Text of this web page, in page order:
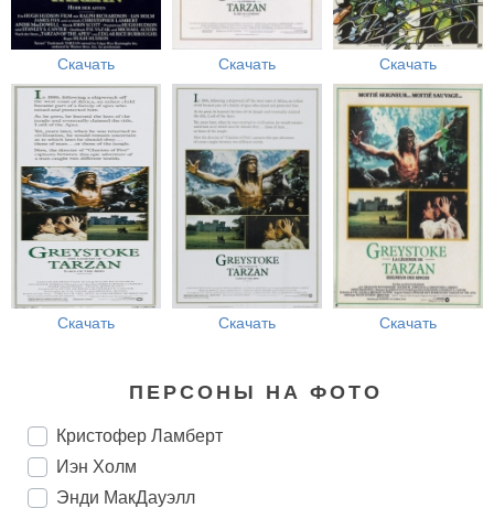
Скачать Скачать Скачать
Скачать Скачать Скачать
ПЕРСОНЫ НА ФОТО
Кристофер Ламберт
Иэн Холм
Энди МакДауэлл